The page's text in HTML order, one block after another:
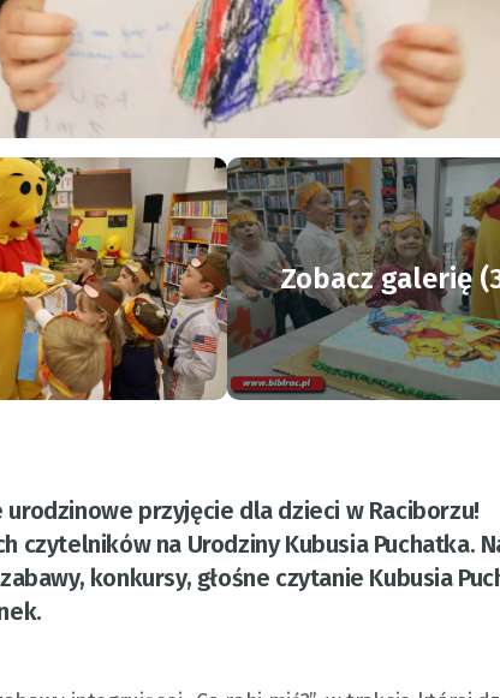
Zobacz galerię
przyjęcie dla dzieci w Raciborzu!
czytelników na Urodziny Kubusia Puchatka.
konkursy, głośne czytanie Kubusia